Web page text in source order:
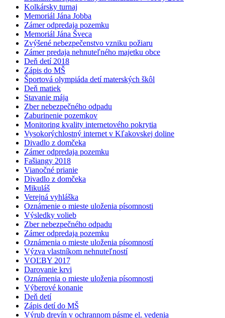
Kolkársky turnaj
Memoriál Jána Jobba
Zámer odpredaja pozemku
Memoriál Jána Šveca
Zvýšené nebezpečenstvo vzniku požiaru
Zámer predaja nehnuteľného majetku obce
Deň detí 2018
Zápis do MŠ
Športová olympiáda detí materských škôl
Deň matiek
Stavanie mája
Zber nebezpečného odpadu
Zaburinenie pozemkov
Monitoring kvality internetového pokrytia
Vysokorýchlostný internet v Kľakovskej doline
Divadlo z domčeka
Zámer odpredaja pozemku
Fašiangy 2018
Vianočné prianie
Divadlo z domčeka
Mikuláš
Verejná vyhláška
Oznámenie o mieste uloženia písomnosti
Výsledky volieb
Zber nebezpečného odpadu
Zámer odpredaja pozemku
Oznámenia o mieste uloženia písomností
Výzva vlastníkom nehnuteľností
VOĽBY 2017
Darovanie krvi
Oznámenia o mieste uloženia písomnosti
Výberové konanie
Deň detí
Zápis detí do MŠ
Výrub drevín v ochrannom pásme el. vedenia